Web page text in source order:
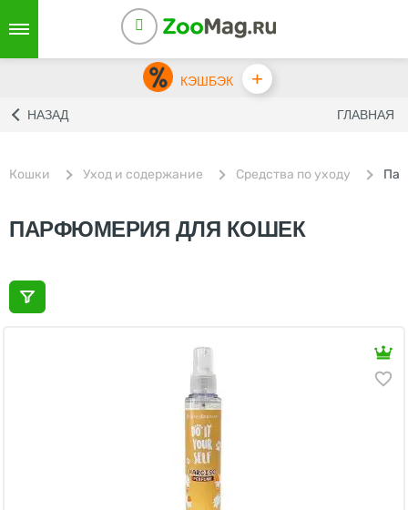
КЭШБЭК +
НАЗАД ГЛАВНАЯ
Кошки Уход и содержание Средства по уходу
ПАРФЮМЕРИЯ ДЛЯ КОШЕК